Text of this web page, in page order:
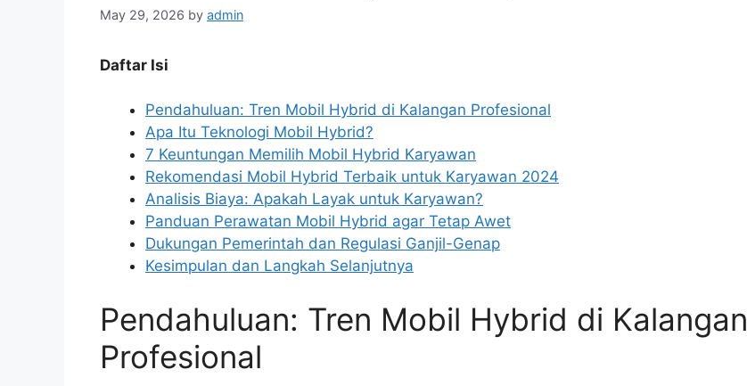
May 29, 2026 by admin
Daftar Isi
Pendahuluan: Tren Mobil Hybrid di Kalangan Profesional
Apa Itu Teknologi Mobil Hybrid?
7 Keuntungan Memilih Mobil Hybrid Karyawan
Rekomendasi Mobil Hybrid Terbaik untuk Karyawan 2024
Analisis Biaya: Apakah Layak untuk Karyawan?
Panduan Perawatan Mobil Hybrid agar Tetap Awet
Dukungan Pemerintah dan Regulasi Ganjil-Genap
Kesimpulan dan Langkah Selanjutnya
Pendahuluan: Tren Mobil Hybrid di Kalangan
Profesional